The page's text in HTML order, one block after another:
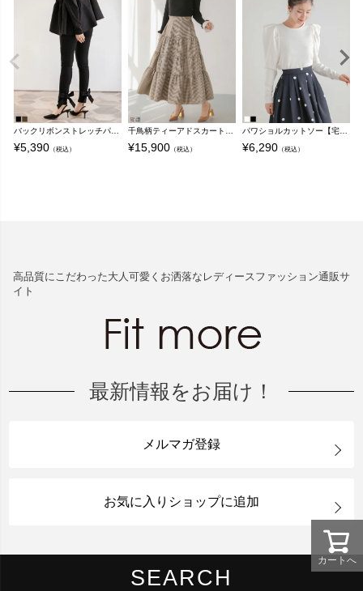
¥5,390 （税込） ¥15,900 （税込） ¥6,290 （税込）
カートへ
高品質にこだわった大人可愛くお洒落なレディースファッション通販サ
イト
最新情報をお届け！
メルマガ登録
お気に入りショップに追加
SEARCH